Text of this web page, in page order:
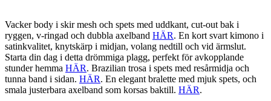
Vacker body i skir mesh och spets med uddkant, cut-out bak i
ryggen, v-ringad och dubbla axelband HÄR. En kort svart kimono i
satinkvalitet, knytskärp i midjan, volang nedtill och vid ärmslut.
Starta din dag i detta drömmiga plagg, perfekt för avkopplande
stunder hemma HÄR. Brazilian trosa i spets med resårmidja och
tunna band i sidan. HÄR. En elegant bralette med mjuk spets, och
smala justerbara axelband som korsas baktill. HÄR.